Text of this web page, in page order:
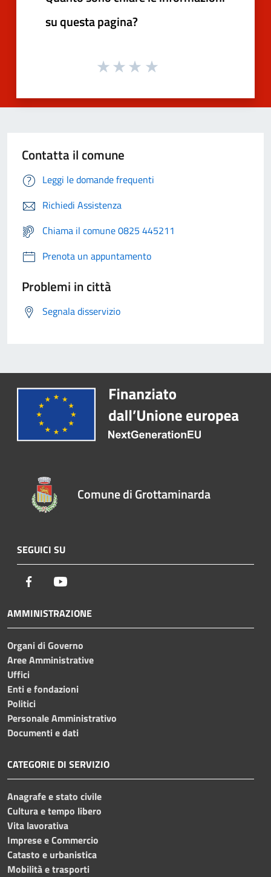
su questa pagina?
Contatta il comune
Leggi le domande frequenti
Richiedi Assistenza
Chiama il comune 0825 445211
Prenota un appuntamento
Problemi in città
Segnala disservizio
Comune di Grottaminarda
SEGUICI SU
Facebook
AMMINISTRAZIONE
Organi di Governo
Aree Amministrative
Uffici
Enti e fondazioni
Politici
Personale Amministrativo
Documenti e dati
CATEGORIE DI SERVIZIO
Anagrafe e stato civile
Cultura e tempo libero
Vita lavorativa
Imprese e Commercio
Catasto e urbanistica
Mobilità e trasporti